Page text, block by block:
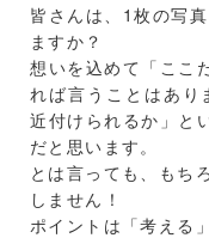
皆さんは、1枚の写
ますか？
想いを込めて「ここ
れば言うことはあり
近付けられるか」と
だと思います。
とは言っても、もち
しません！
ポイントは「考える